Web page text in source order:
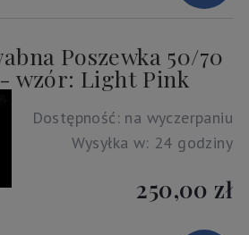
Poszewka 50/70
wzór: Light Pink
Dostępność: na wyczerpaniu
Wysyłka w: 24 godziny
250,00 zł